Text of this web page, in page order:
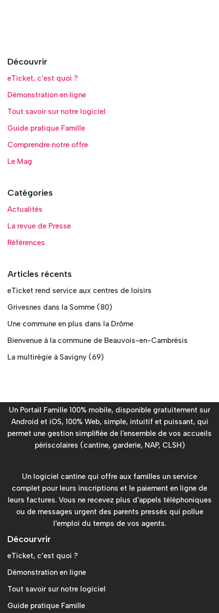
Découvrir
eTicket, c’est quoi ?
Démonstration en ligne
Tout savoir sur notre logiciel
Guide pratique Famille
Comprendre notre offre
Le Mag
Catégories
Actualités
La revue de Presse
Références
Articles récents
eTicket rend service aux centres de loisirs
Grivesnes dans la Somme (80)
Une commune en plus dans la Drôme
Bienvenue à la commune de Beauvois-en-Cambrésis
La multirégie à Savigny (69)
Un Portail Famille 100% mobile, disponible gratuitement sur
Android et iOS, 100% Web, simple, intuitif et puissant, qui
permet une gestion simplifiée de l'ensemble de vos accueils
périscolaires (cantine, garderie, NAP, CLSH)
Un logiciel cantine qui offre aux familles un service
complet pour leurs inscriptions et le paiement en ligne de
leurs factures. Vous ne recevez plus d'appels téléphoniques
ou de messages urgent des parents pressés qui pollue
l'emploi du temps de vos agents.
Décourvrir
eTicket, c’est quoi ?
Démonstration en ligne
Tout savoir sur notre logiciel
Guide pratique Famille